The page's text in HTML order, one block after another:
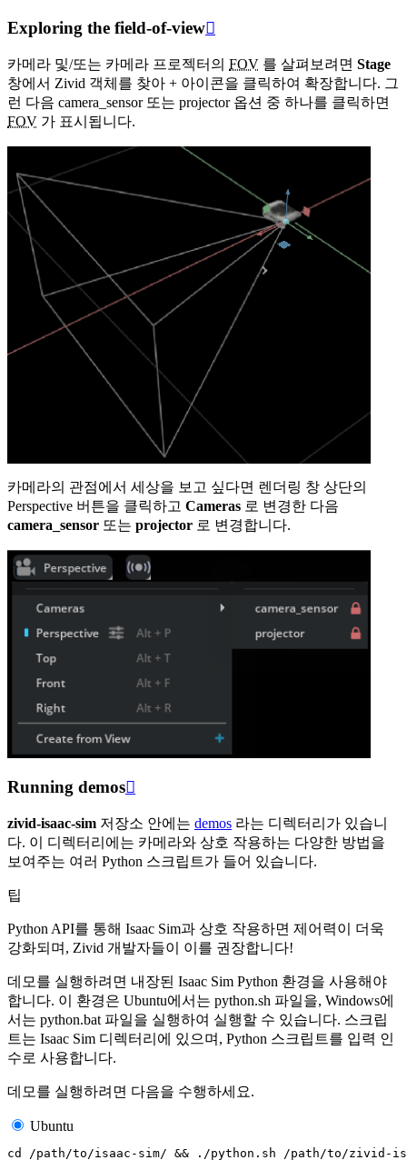
Exploring the field-of-view
카메라 및/또는 카메라 프로젝터의 FOV 를 살펴보려면 Stage
창에서 Zivid 객체를 찾아 + 아이콘을 클릭하여 확장합니다. 그
런 다음 camera_sensor또는 projector옵션 중 하나를 클릭하면
FOV 가 표시됩니다.
카메라의 관점에서 세상을 보고 싶다면 렌더링 창 상단의
Perspective 버튼을 클릭하고 Cameras 로 변경한 다음
camera_sensor 또는 projector 로 변경합니다.
Running demos
zivid-isaac-sim 저장소 안에는 demos 라는 디렉터리가 있습니
다. 이 디렉터리에는 카메라와 상호 작용하는 다양한 방법을
보여주는 여러 Python 스크립트가 들어 있습니다.
팁
Python API를 통해 Isaac Sim과 상호 작용하면 제어력이 더욱
강화되며, Zivid 개발자들이 이를 권장합니다!
데모를 실행하려면 내장된 Isaac Sim Python 환경을 사용해야
합니다. 이 환경은 Ubuntu에서는 python.sh 파일을, Windows에
서는 python.bat 파일을 실행하여 실행할 수 있습니다. 스크립
트는 Isaac Sim 디렉터리에 있으며, Python 스크립트를 입력 인
수로 사용합니다.
데모를 실행하려면 다음을 수행하세요.
Ubuntu
cd /path/to/isaac-sim/ && ./python.sh